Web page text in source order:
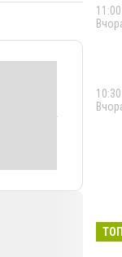
11:00
10:30